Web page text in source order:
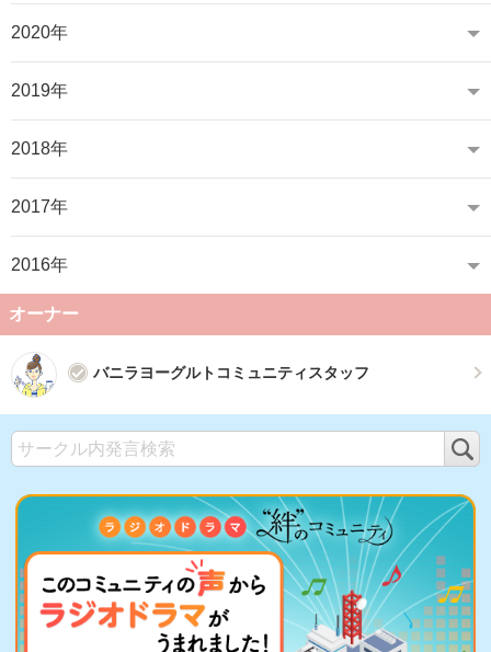
2020年
2019年
2018年
2017年
2016年
オーナー
バニラヨーグルトコミュニティスタッフ